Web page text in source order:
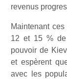
revenus
Maintenant
12 et 15 % de
pouvoir de
et espèrent
avec les